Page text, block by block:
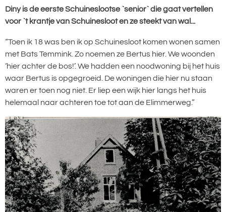
Diny is de eerste Schuineslootse `senior` die gaat vertellen
voor `t krantje van Schuinesloot en ze steekt van wal...
“Toen ik 18 was ben ik op Schuinesloot komen wonen samen
met Bats Temmink. Zo noemen ze Bertus hier. We woonden
‘hier achter de bos!’. We hadden een noodwoning bij het huis
waar Bertus is opgegroeid. De woningen die hier nu staan
waren er toen nog niet. Er liep een wijk hier langs het huis
helemaal naar achteren toe tot aan de Elimmerweg.”